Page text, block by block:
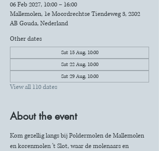
06 Feb 2027, 10:00 – 16:00
Mallemolen, 1e Moordrechtse Tiendeweg 3, 2802
AB Gouda, Nederland
Other dates
Sat 15 Aug, 10:00
Sat 22 Aug, 10:00
Sat 29 Aug, 10:00
View all 110 dates
About the event
Kom gezellig langs bij Poldermolen de Mallemolen
en korenmolen 't Slot, waar de molenaars en